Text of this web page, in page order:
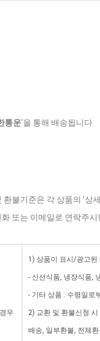
통운'을 통해 배송됩니다.
환불기준은 각 상품의 '상
또는 이메일로 연락주
우
1) 상품이 표시/광고된
- 신선식품, 냉장식품,
- 기타 상품 : 수령일로
2) 교환 및 환불신청
배송, 일부환불, 전체